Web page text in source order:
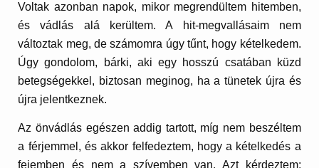
Voltak azonban napok, mikor megrendültem hitemben,
és vádlás alá kerültem. A hit-megvallásaim nem
változtak meg, de számomra úgy tűnt, hogy kételkedem.
Úgy gondolom, bárki, aki egy hosszú csatában küzd
betegségekkel, biztosan meginog, ha a tünetek újra és
újra jelentkeznek.
Az önvádlás egészen addig tartott, míg nem beszéltem
a férjemmel, és akkor felfedeztem, hogy a kételkedés a
fejemben és nem a szívemben van. Azt kérdeztem: